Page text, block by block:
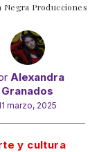
Negra Producciones
Alexandra
Granados
marzo, 2025
y cultura